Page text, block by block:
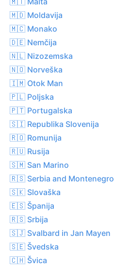
🇲🇩 Moldavija
🇲🇨 Monako
🇩🇪 Nemčija
🇳🇱 Nizozemska
🇳🇴 Norveška
🇮🇲 Otok Man
🇵🇱 Poljska
🇵🇹 Portugalska
🇸🇮 Republika Slovenija
🇷🇴 Romunija
🇷🇺 Rusija
🇸🇲 San Marino
🇷🇸 Serbia and Montenegro
🇸🇰 Slovaška
🇪🇸 Španija
🇷🇸 Srbija
🇸🇯 Svalbard in Jan Mayen
🇸🇪 Švedska
🇨🇭 Švica